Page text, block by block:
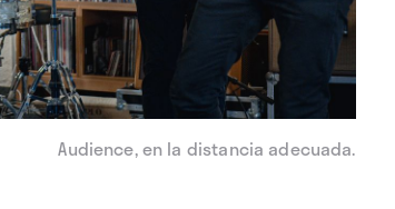
Audience, en la distancia adecuada.